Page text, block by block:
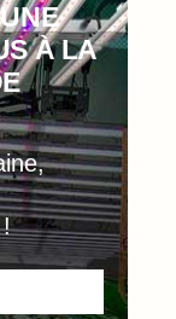
À LA
!